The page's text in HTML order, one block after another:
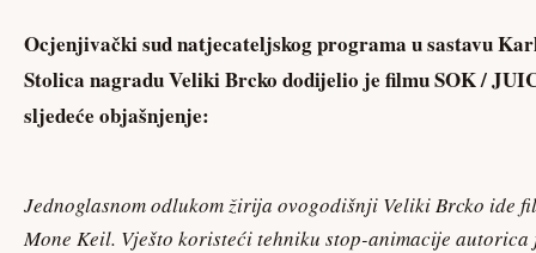
Ocjenjivački sud natjecateljskog programa u sastavu
Stolica nagradu Veliki Brcko dodijelio je filmu SOK /
sljedeće objašnjenje:
Jednoglasnom odlukom žirija ovogodišnji Veliki Brcko ide
Mone Keil. Vješto koristeći tehniku stop-animacije